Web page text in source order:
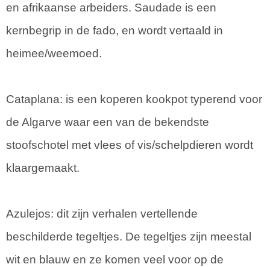
en afrikaanse arbeiders. Saudade is een
kernbegrip in de fado, en wordt vertaald in
heimee/weemoed.
Cataplana: is een koperen kookpot typerend voor
de Algarve waar een van de bekendste
stoofschotel met vlees of vis/schelpdieren wordt
klaargemaakt.
Azulejos: dit zijn verhalen vertellende
beschilderde tegeltjes. De tegeltjes zijn meestal
wit en blauw en ze komen veel voor op de